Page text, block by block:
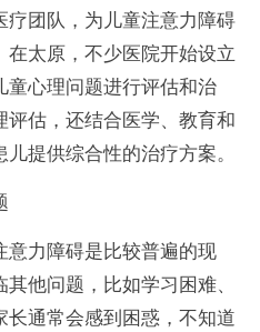
疗团队，为儿童注意力障碍
在太原，不少医院开始设立
童心理问题进行评估和治
估，还结合医学、教育和
提供综合性的治疗方案。
意力障碍是比较普遍的现
他问题，比如学习困难、
通常会感到困惑，不知道